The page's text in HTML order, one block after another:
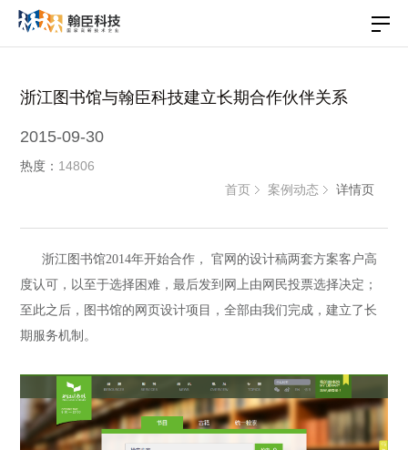
浙江图书馆与翰臣科技建立长期合作伙伴关系
2015-09-30
热度： 14806
首页
案例动态 详情页
浙江图书馆2014年开始合作， 官网的设计稿两套方案客户高
度认可，以至于选择困难，最后发到网上由网民投票选择决定；
至此之后，图书馆的网页设计项目，全部由我们完成，建立了长
期服务机制。